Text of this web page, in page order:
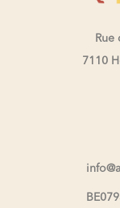
Rue
7110